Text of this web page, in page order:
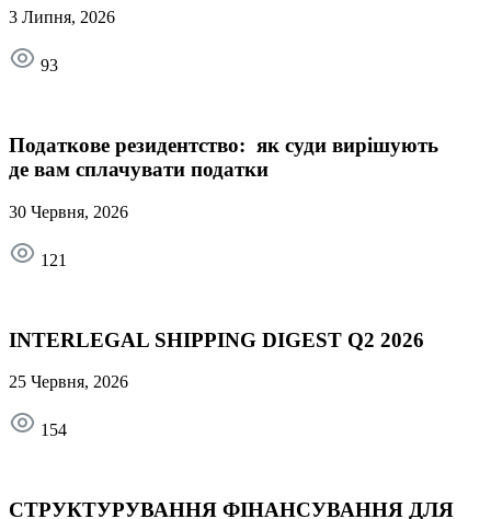
3 Липня, 2026
93
Податкове резидентство: як суди вирішують
де вам сплачувати податки
30 Червня, 2026
121
INTERLEGAL SHIPPING DIGEST Q2 2026
25 Червня, 2026
154
СТРУКТУРУВАННЯ ФІНАНСУВАННЯ ДЛЯ